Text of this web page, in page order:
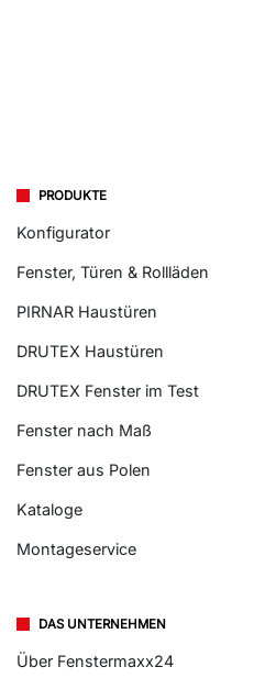
PRODUKTE
Konfigurator
Fenster, Türen & Rollläden
PIRNAR Haustüren
DRUTEX Haustüren
DRUTEX Fenster im Test
Fenster nach Maß
Fenster aus Polen
Kataloge
Montageservice
DAS UNTERNEHMEN
Über Fenstermaxx24